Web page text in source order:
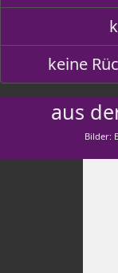
keine
aus
Bilder: